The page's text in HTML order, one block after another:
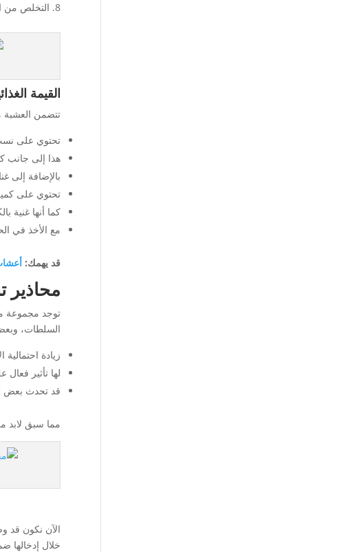
التخلص من
القيمة
تتضمن العشبة
تحتوي على نسب
هذا إلى جانب
بالإضافة إلى
تحتوي على
كما أنها غنية
مع الأخذ في
قد يهمك:
محاذير
توجد مجموعة
السلطات،
زيادة
لها تأثير فعال
قد تحدث بعض
مما سبق لابد
الآن نكون قد
خلال إدخالها